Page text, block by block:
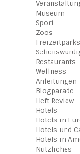
Museum
Sport
Zoos
Freizeitparks
Restaurants
Wellness
Anleitungen
Blogparade
Heft Review
Hotels
Hotels in
Hotels und
Hotels in
Nützliches